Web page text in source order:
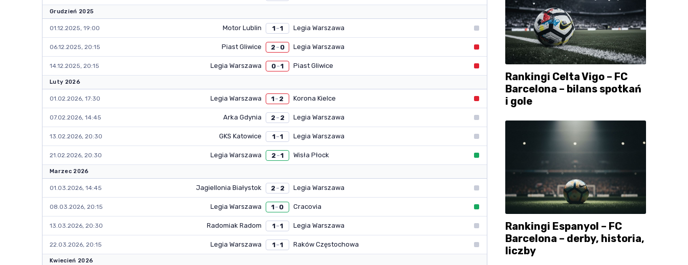
Grudzień 2025
01.12.2025, 19:00 Motor Lublin 1–1 Legia Warszawa
06.12.2025, 20:15 Piast Gliwice 2 – 0 Legia Warszawa
14.12.2025, 20:15 Legia Warszawa 0–1 Piast Gliwice
Luty 2026
01.02.2026, 17:30 Legia Warszawa 1– 2 Korona Kielce
07.02.2026, 14:45 Arka Gdynia 2 – 2 Legia Warszawa
13.02.2026, 20:30 GKS Katowice 1–1 Legia Warszawa
21.02.2026, 20:30 Legia Warszawa 2 –1 Wisła Płock
Marzec 2026
01.03.2026, 14:45 Jagiellonia Białystok 2 – 2 Legia Warszawa
08.03.2026, 20:15 Legia Warszawa 1– 0 Cracovia
13.03.2026, 20:30 Radomiak Radom 1–1 Legia Warszawa
22.03.2026, 20:15 Legia Warszawa 1–1 Raków Częstochowa
Kwiecień 2026
Rankingi Celta Vigo – FC
Barcelona – bilans spotkań
i gole
Rankingi Espanyol – FC
Barcelona – derby, historia,
liczby